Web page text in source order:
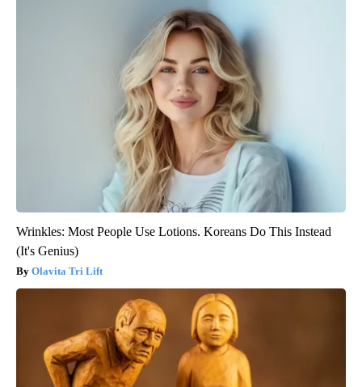
Wrinkles: Most People Use Lotions. Koreans Do This Instead
(It's Genius)
Olavita Tri Lift